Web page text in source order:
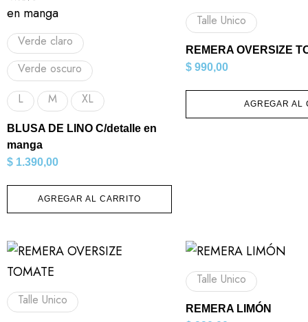
Verde claro
Verde oscuro
L
M XL
BLUSA DE LINO C/detalle en
manga
$ 1.390,00
AGREGAR AL CARRITO
Talle Unico
REMERA OVERSIZE
$ 990,00
AGREGAR AL
Talle Unico
Talle Unico
REMERA LIMÓN